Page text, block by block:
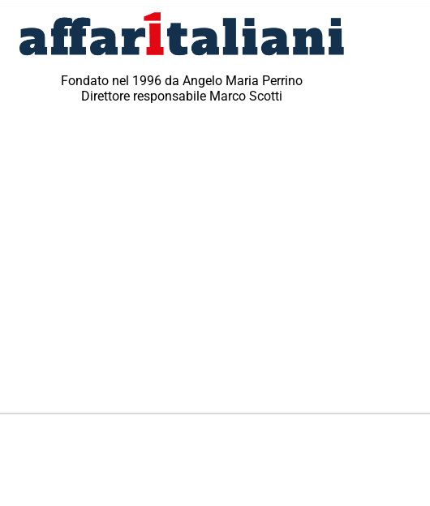
Fondato nel 1996 da Angelo Maria Perrino
Direttore responsabile Marco Scotti